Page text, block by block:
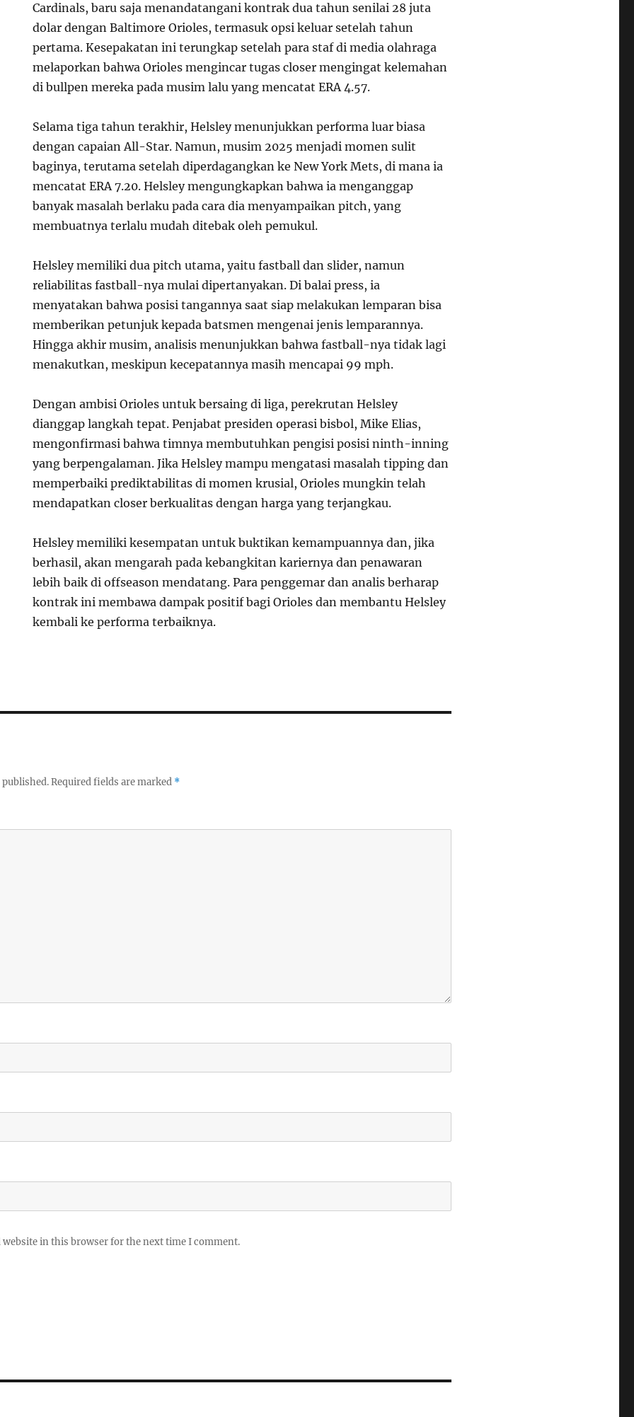
Cardinals, baru saja menandatangani kontrak dua tahun senilai 28 juta
dolar dengan Baltimore Orioles, termasuk opsi keluar setelah tahun
pertama. Kesepakatan ini terungkap setelah para staf di media olahraga
melaporkan bahwa Orioles mengincar tugas closer mengingat kelemahan
di bullpen mereka pada musim lalu yang mencatat ERA 4.57.
Selama tiga tahun terakhir, Helsley menunjukkan performa luar biasa
dengan capaian All-Star. Namun, musim 2025 menjadi momen sulit
baginya, terutama setelah diperdagangkan ke New York Mets, di mana ia
mencatat ERA 7.20. Helsley mengungkapkan bahwa ia menganggap
banyak masalah berlaku pada cara dia menyampaikan pitch, yang
membuatnya terlalu mudah ditebak oleh pemukul.
Helsley memiliki dua pitch utama, yaitu fastball dan slider, namun
reliabilitas fastball-nya mulai dipertanyakan. Di balai press, ia
menyatakan bahwa posisi tangannya saat siap melakukan lemparan bisa
memberikan petunjuk kepada batsmen mengenai jenis lemparannya.
Hingga akhir musim, analisis menunjukkan bahwa fastball-nya tidak lagi
menakutkan, meskipun kecepatannya masih mencapai 99 mph.
Dengan ambisi Orioles untuk bersaing di liga, perekrutan Helsley
dianggap langkah tepat. Penjabat presiden operasi bisbol, Mike Elias,
mengonfirmasi bahwa timnya membutuhkan pengisi posisi ninth-inning
yang berpengalaman. Jika Helsley mampu mengatasi masalah tipping dan
memperbaiki prediktabilitas di momen krusial, Orioles mungkin telah
mendapatkan closer berkualitas dengan harga yang terjangkau.
Helsley memiliki kesempatan untuk buktikan kemampuannya dan, jika
berhasil, akan mengarah pada kebangkitan kariernya dan penawaran
lebih baik di offseason mendatang. Para penggemar dan analis berharap
kontrak ini membawa dampak positif bagi Orioles dan membantu Helsley
kembali ke performa terbaiknya.
Required fields are marked *
website in this browser for the next time I comment.